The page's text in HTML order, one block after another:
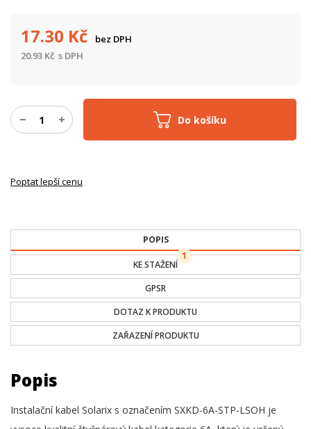
Do košíku
17.30 Kč
bez DPH
20.93 Kč s DPH
Poptat lepší cenu
POPIS
KE STAŽENÍ
1
GPSR
DOTAZ K PRODUKTU
ZAŘAZENÍ PRODUKTU
Popis
Instalační kabel Solarix s označením SXKD-6A-STP-LSOH je